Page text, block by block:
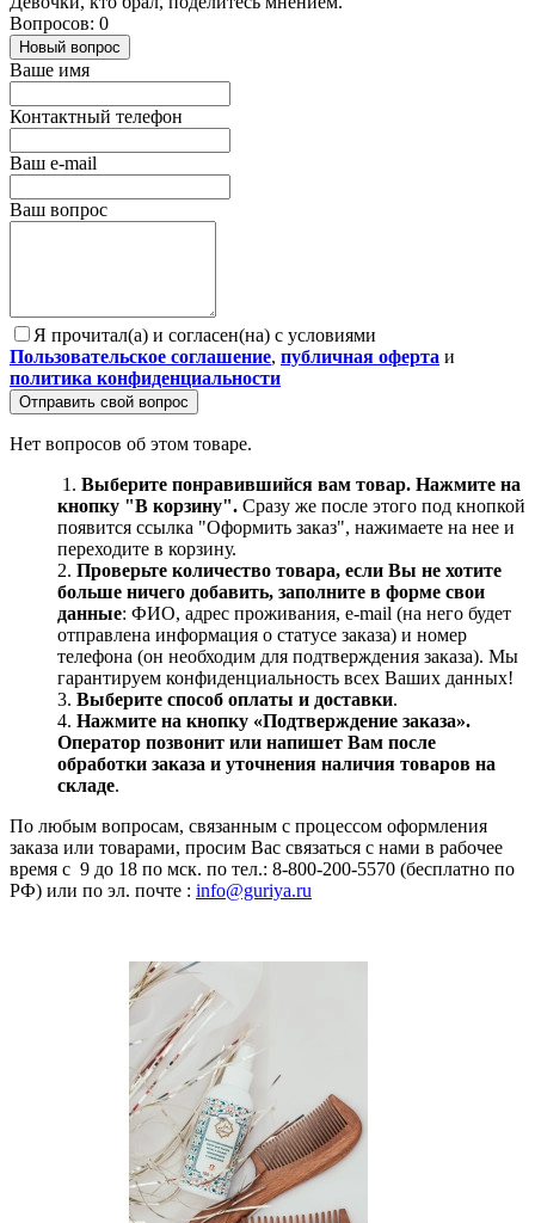
Вопросов: 0
Новый вопрос
Ваше имя
Контактный телефон
Ваш e-mail
Ваш вопрос
Я прочитал(а) и согласен(на) с условиями
Пользовательское соглашение, публичная оферта и
политика конфиденциальности
Отправить свой вопрос
Нет вопросов об этом товаре.
1. Выберите понравившийся вам товар. Нажмите на
кнопку "В корзину". Сразу же после этого под кнопкой
появится ссылка "Оформить заказ", нажимаете на нее и
переходите в корзину.
2. Проверьте количество товара, если Вы не хотите
больше ничего добавить, заполните в форме свои
данные: ФИО, адрес проживания, e-mail (на него будет
отправлена информация о статусе заказа) и номер
телефона (он необходим для подтверждения заказа). Мы
гарантируем конфиденциальность всех Ваших данных!
3. Выберите способ оплаты и доставки.
4. Нажмите на кнопку «Подтверждение заказа».
Оператор позвонит или напишет Вам после
обработки заказа и уточнения наличия товаров на
складе.
По любым вопросам, связанным с процессом оформления
заказа или товарами, просим Вас связаться с нами в рабочее
время с 9 до 18 по мск. по тел.: 8-800-200-5570 (бесплатно по
РФ) или по эл. почте : info@guriya.ru